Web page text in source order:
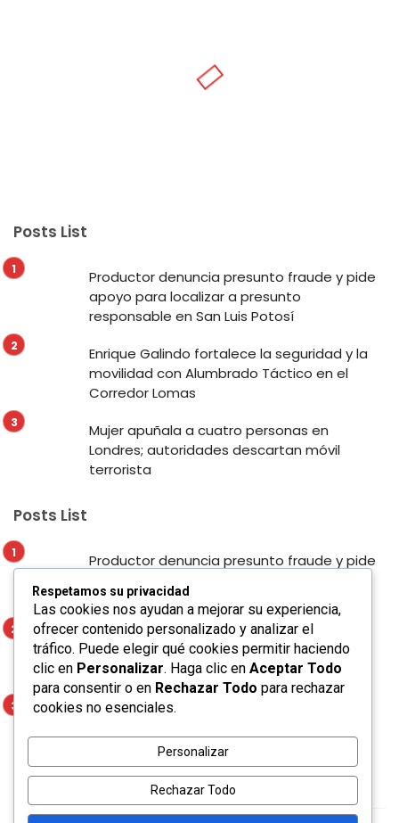
Posts List
Productor denuncia presunto fraude y pide
apoyo para localizar a presunto
responsable en San Luis Potosí
Enrique Galindo fortalece la seguridad y la
movilidad con Alumbrado Táctico en el
Corredor Lomas
Mujer apuñala a cuatro personas en
Londres; autoridades descartan móvil
terrorista
Posts List
Productor denuncia presunto fraude y pide
responsable en San Luis Potosí
Enrique Galindo fortalece la seguridad y la
movilidad con Alumbrado Táctico en el
Corredor Lomas
Mujer apuñala a cuatro personas en
Londres; autoridades descartan móvil
Respetamos su privacidad
Las cookies nos ayudan a mejorar su experiencia,
ofrecer contenido personalizado y analizar el
tráfico. Puede elegir qué cookies permitir haciendo
clic en Personalizar. Haga clic en Aceptar Todo
para consentir o en Rechazar Todo para rechazar
cookies no esenciales.
Personalizar
Rechazar Todo